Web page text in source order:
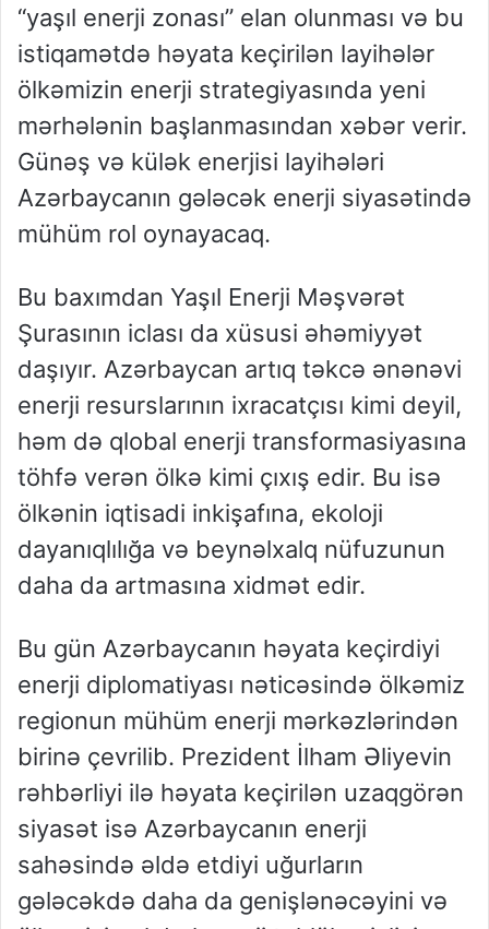
“yaşıl enerji zonası” elan olunması və bu
istiqamətdə həyata keçirilən layihələr
ölkəmizin enerji strategiyasında yeni
mərhələnin başlanmasından xəbər verir.
Günəş və külək enerjisi layihələri
Azərbaycanın gələcək enerji siyasətində
mühüm rol oynayacaq.
Bu baxımdan Yaşıl Enerji Məşvərət
Şurasının iclası da xüsusi əhəmiyyət
daşıyır. Azərbaycan artıq təkcə ənənəvi
enerji resurslarının ixracatçısı kimi deyil,
həm də qlobal enerji transformasiyasına
töhfə verən ölkə kimi çıxış edir. Bu isə
ölkənin iqtisadi inkişafına, ekoloji
dayanıqlılığa və beynəlxalq nüfuzunun
daha da artmasına xidmət edir.
Bu gün Azərbaycanın həyata keçirdiyi
enerji diplomatiyası nəticəsində ölkəmiz
regionun mühüm enerji mərkəzlərindən
birinə çevrilib. Prezident İlham Əliyevin
rəhbərliyi ilə həyata keçirilən uzaqgörən
siyasət isə Azərbaycanın enerji
sahəsində əldə etdiyi uğurların
gələcəkdə daha da genişlənəcəyini və